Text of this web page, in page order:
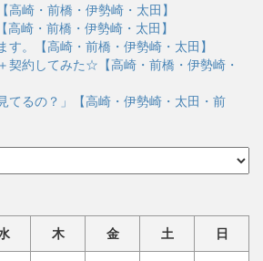
高崎・前橋・伊勢崎・太田】
崎・前橋・伊勢崎・太田】
す。【高崎・前橋・伊勢崎・太田】
契約してみた☆【高崎・前橋・伊勢崎・
てるの？」【高崎・伊勢崎・太田・前
木 金 土 日